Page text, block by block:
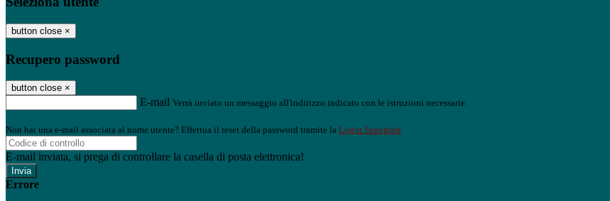
button close ×
Recupero password
button close ×
E-mail Verrà inviato un messaggio all'indirizzo indicato con le istruzioni necessarie.
Non hai una e-mail associata al nome utente? Effettua il reset della password tramite la Login Spaggiari
E-mail inviata, si prega di controllare la casella di posta elettronica!
Errore